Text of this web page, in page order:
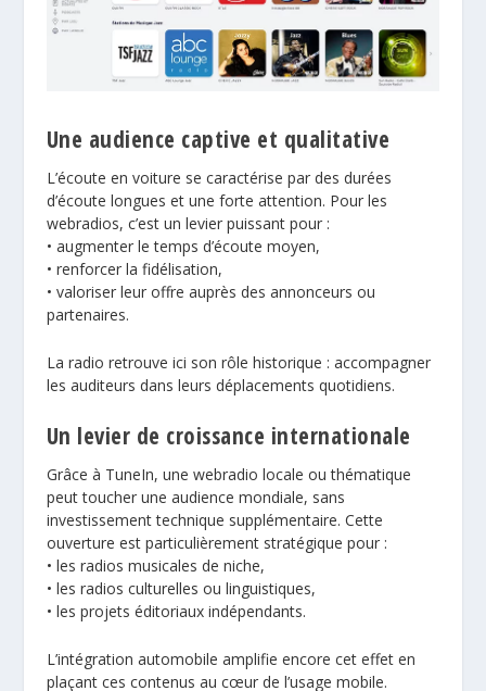
Une audience captive et qualitative
L’écoute en voiture se caractérise par des durées
d’écoute longues et une forte attention. Pour les
webradios, c’est un levier puissant pour :
• augmenter le temps d’écoute moyen,
• renforcer la fidélisation,
• valoriser leur offre auprès des annonceurs ou
partenaires.
La radio retrouve ici son rôle historique : accompagner
les auditeurs dans leurs déplacements quotidiens.
Un levier de croissance internationale
Grâce à TuneIn, une webradio locale ou thématique
peut toucher une audience mondiale, sans
investissement technique supplémentaire. Cette
ouverture est particulièrement stratégique pour :
• les radios musicales de niche,
• les radios culturelles ou linguistiques,
• les projets éditoriaux indépendants.
L’intégration automobile amplifie encore cet effet en
plaçant ces contenus au cœur de l’usage mobile.